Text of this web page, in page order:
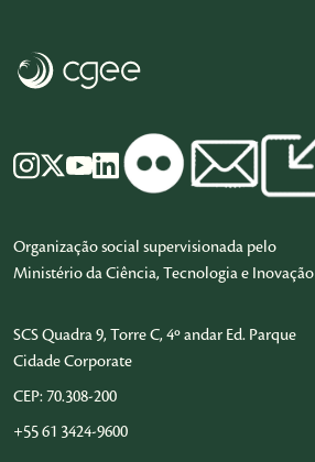
Organização social supervisionada pelo
Ministério da Ciência, Tecnologia e Inovação
SCS Quadra 9, Torre C, 4º andar Ed. Parque
Cidade Corporate
CEP: 70.308-200
+55 61 3424-9600